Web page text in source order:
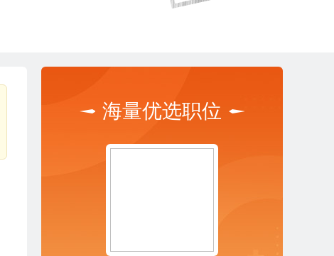
海量优选职位